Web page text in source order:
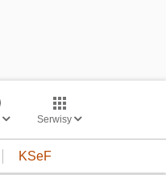
Serwisy
KSeF